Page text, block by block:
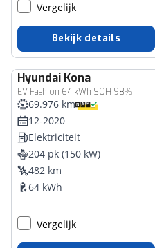
Vergelijk
Bekijk details
Hyundai Kona
EV Fashion 64 kWh SOH 98%
69.976 km
12-2020
Elektriciteit
204 pk (150 kW)
482 km
64 kWh
Vergelijk